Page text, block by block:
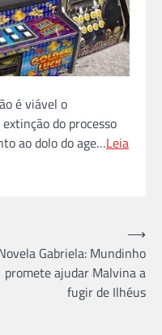
é viável o
do processo
ao dolo do age…Leia
Gabriela: Mundinho
promete ajudar Malvina a
fugir de Ilhéus
⟶